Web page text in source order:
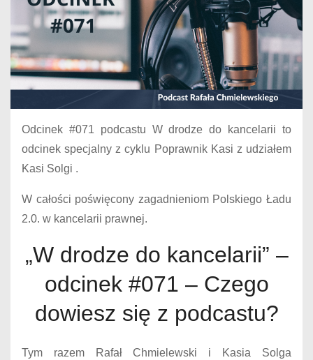
Odcinek #071 podcastu W drodze do kancelarii to
odcinek specjalny z cyklu Poprawnik Kasi z udziałem
Kasi Solgi .
W całości poświęcony zagadnieniom Polskiego Ładu
2.0. w kancelarii prawnej.
„W drodze do kancelarii” –
odcinek #071 – Czego
dowiesz się z podcastu?
Tym razem Rafał Chmielewski i Kasia Solga